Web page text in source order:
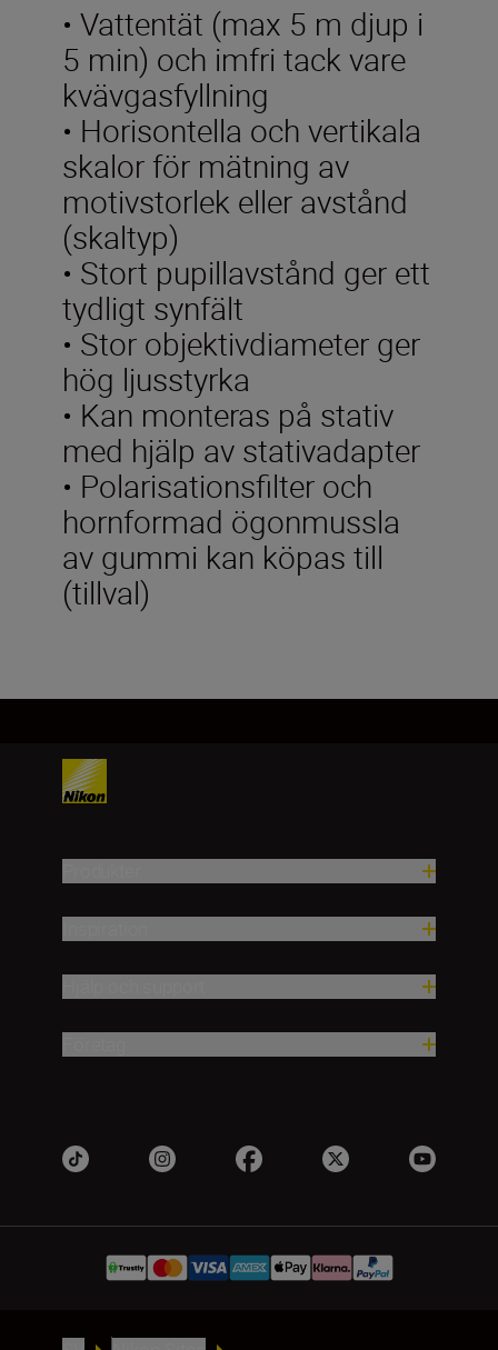
• Vattentät (max 5 m djup i
5 min) och imfri tack vare
kvävgasfyllning
• Horisontella och vertikala
skalor för mätning av
motivstorlek eller avstånd
(skaltyp)
• Stort pupillavstånd ger ett
tydligt synfält
• Stor objektivdiameter ger
hög ljusstyrka
• Kan monteras på stativ
med hjälp av stativadapter
• Polarisationsfilter och
hornformad ögonmussla
av gummi kan köpas till
(tillval)